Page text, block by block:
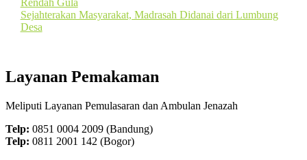
Rendah Gula
Sejahterakan Masyarakat, Madrasah Didanai dari Lumbung
Desa
Layanan Pemakaman
Meliputi Layanan Pemulasaran dan Ambulan Jenazah
Telp: 0851 0004 2009 (Bandung)
Telp: 0811 2001 142 (Bogor)